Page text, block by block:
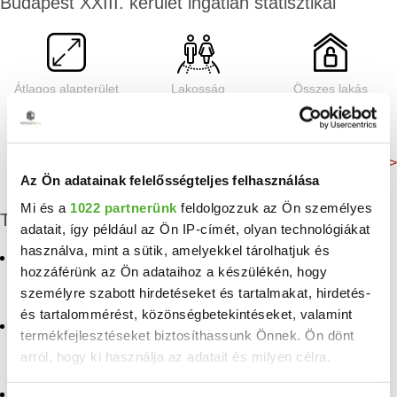
Az Ön adatainak felelősségteljes felhasználása
Mi és a 1022 partnerünk feldolgozzuk az Ön személyes
adatait, így például az Ön IP-címét, olyan technológiákat
használva, mint a sütik, amelyekkel tárolhatjuk és
hozzáférünk az Ön adataihoz a készülékén, hogy
személyre szabott hirdetéseket és tartalmakat, hirdetés-
és tartalommérést, közönségbetekintéseket, valamint
termékfejlesztéseket biztosíthassunk Önnek. Ön dönt
arról, hogy ki használja az adatait és milyen célra.
Átlagos alapterület Lakosság Összes lakás
8 644 db
Még több adat >
További albérletek
Kiadó iroda, üzlethelyiség,
vendeglató egység, ipari
ingatlan, hotel Gubacs
vendeglató egység, ipari
ingatlan, hotel Soroksár
Kiadó hotel Budapest
Kiadó iroda, üzlethelyiség,
vendeglató egység, ipari
ingatlan, hotel Budapest
Kiadó ipari ingatlan